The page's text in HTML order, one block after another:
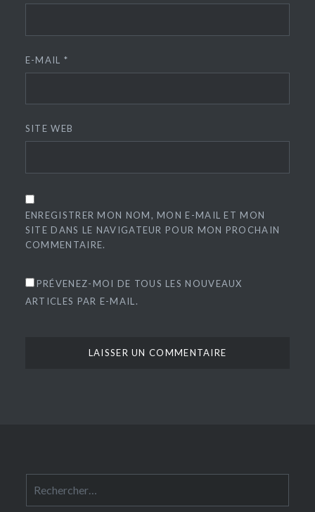
E-MAIL *
SITE WEB
ENREGISTRER MON NOM, MON E-MAIL ET MON
SITE DANS LE NAVIGATEUR POUR MON PROCHAIN
COMMENTAIRE.
PRÉVENEZ-MOI DE TOUS LES NOUVEAUX
ARTICLES PAR E-MAIL.